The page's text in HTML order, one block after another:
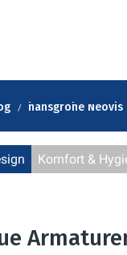
hansgrohe Neovis
Komfort &